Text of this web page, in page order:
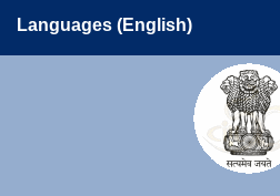
Languages (English)